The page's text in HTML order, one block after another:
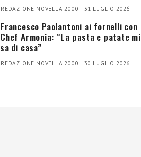
REDAZIONE NOVELLA 2000 | 31 LUGLIO 2026
Francesco Paolantoni ai fornelli con
Chef Armonia: “La pasta e patate mi
sa di casa”
REDAZIONE NOVELLA 2000 | 30 LUGLIO 2026